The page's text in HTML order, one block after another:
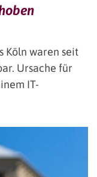
Köln waren seit
Ursache für
IT-